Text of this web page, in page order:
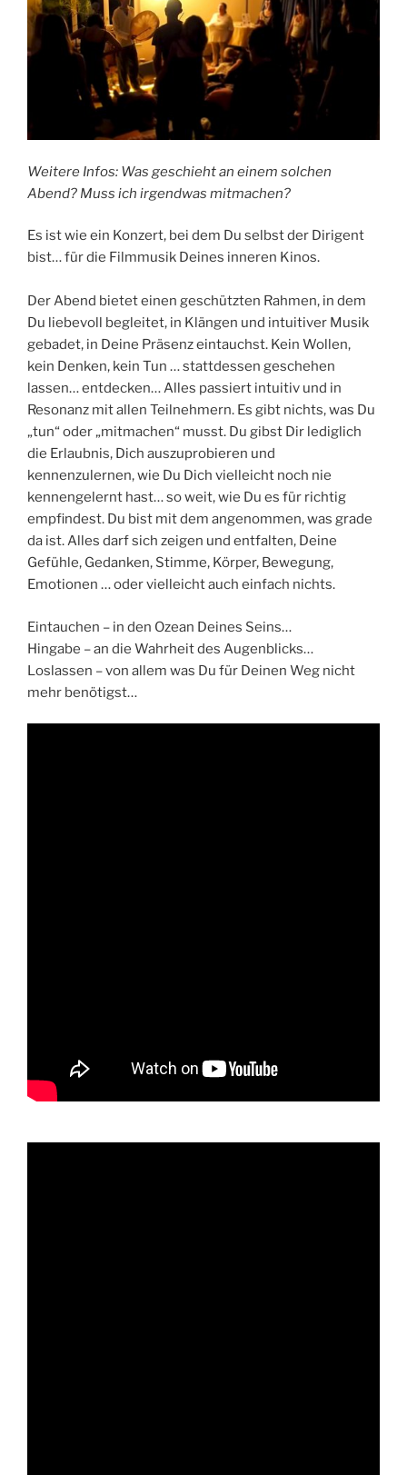
Weitere Infos: Was geschieht an einem solchen
Abend? Muss ich irgendwas mitmachen?
Es ist wie ein Konzert, bei dem Du selbst der Dirigent
bist… für die Filmmusik Deines inneren Kinos.
Der Abend bietet einen geschützten Rahmen, in dem
Du liebevoll begleitet, in Klängen und intuitiver Musik
gebadet, in Deine Präsenz eintauchst. Kein Wollen,
kein Denken, kein Tun … stattdessen geschehen
lassen… entdecken… Alles passiert intuitiv und in
Resonanz mit allen Teilnehmern. Es gibt nichts, was Du
„tun“ oder „mitmachen“ musst. Du gibst Dir lediglich
die Erlaubnis, Dich auszuprobieren und
kennenzulernen, wie Du Dich vielleicht noch nie
kennengelernt hast… so weit, wie Du es für richtig
empfindest. Du bist mit dem angenommen, was grade
da ist. Alles darf sich zeigen und entfalten, Deine
Gefühle, Gedanken, Stimme, Körper, Bewegung,
Emotionen … oder vielleicht auch einfach nichts.
Eintauchen – in den Ozean Deines Seins…
Hingabe – an die Wahrheit des Augenblicks…
Loslassen – von allem was Du für Deinen Weg nicht
mehr benötigst…